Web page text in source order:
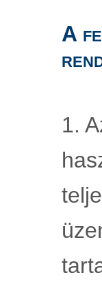
A
1.